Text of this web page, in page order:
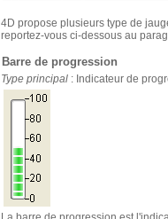
4D propose plusieurs type de
reportez-vous ci-dessous au
Barre de progression
Type principal : Indicateur de